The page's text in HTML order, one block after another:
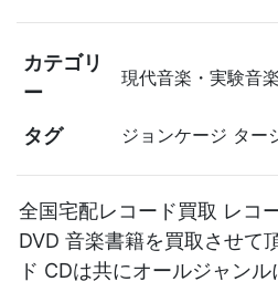
カテゴリ
ー
現代音楽・実験音楽
タグ ジョンケージ ター
全国宅配レコード買取 レコ
DVD 音楽書籍を買取させて
ド CDは共にオールジャンル